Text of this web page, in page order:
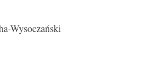
Wysoczański